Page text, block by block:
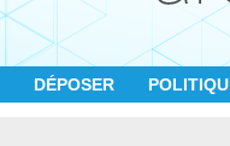
DÉPOSER